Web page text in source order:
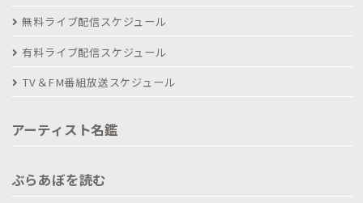
無料ライブ配信スケジュール
有料ライブ配信スケジュール
TV＆FM番組放送スケジュール
アーティスト名鑑
ぶらあぼを読む